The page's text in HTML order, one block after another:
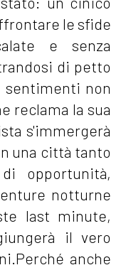
le sfide
e senza
di petto
sentimenti non
reclama la sua
s'immergerà
una città tanto
opportunità,
notturne
last minute,
il vero
anche